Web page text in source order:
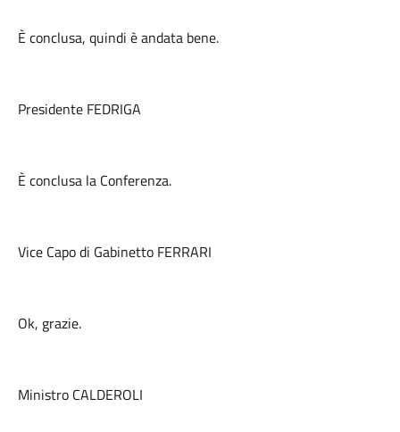
È conclusa, quindi è andata bene.
Presidente FEDRIGA
È conclusa la Conferenza.
Vice Capo di Gabinetto FERRARI
Ok, grazie.
Ministro CALDEROLI